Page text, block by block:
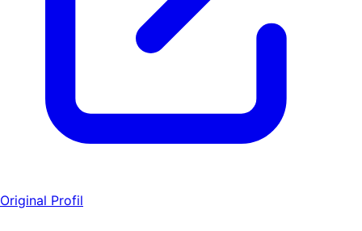
Original Profil